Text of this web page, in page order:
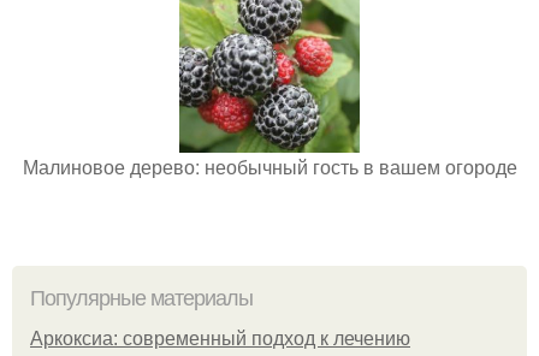
Малиновое дерево: необычный гость в вашем огороде
Популярные материалы
Аркоксиа: современный подход к лечению